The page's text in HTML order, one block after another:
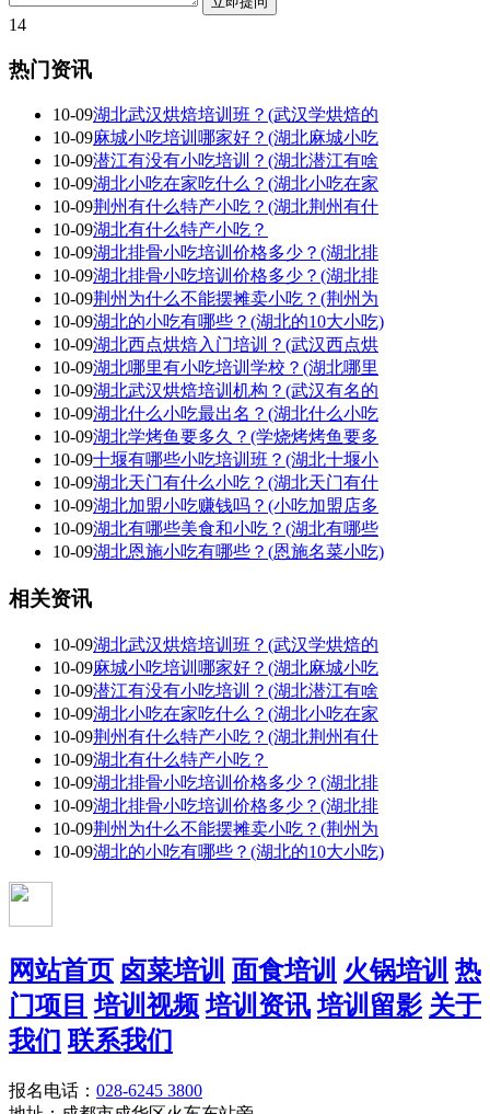
14
热门资讯
10-09湖北武汉烘焙培训班？(武汉学烘焙的
10-09麻城小吃培训哪家好？(湖北麻城小吃
10-09潜江有没有小吃培训？(湖北潜江有啥
10-09湖北小吃在家吃什么？(湖北小吃在家
10-09荆州有什么特产小吃？(湖北荆州有什
10-09湖北有什么特产小吃？
10-09湖北排骨小吃培训价格多少？(湖北排
10-09湖北排骨小吃培训价格多少？(湖北排
10-09荆州为什么不能摆摊卖小吃？(荆州为
10-09湖北的小吃有哪些？(湖北的10大小吃)
10-09湖北西点烘焙入门培训？(武汉西点烘
10-09湖北哪里有小吃培训学校？(湖北哪里
10-09湖北武汉烘焙培训机构？(武汉有名的
10-09湖北什么小吃最出名？(湖北什么小吃
10-09湖北学烤鱼要多久？(学烧烤烤鱼要多
10-09十堰有哪些小吃培训班？(湖北十堰小
10-09湖北天门有什么小吃？(湖北天门有什
10-09湖北加盟小吃赚钱吗？(小吃加盟店多
10-09湖北有哪些美食和小吃？(湖北有哪些
10-09湖北恩施小吃有哪些？(恩施名菜小吃)
相关资讯
10-09湖北武汉烘焙培训班？(武汉学烘焙的
10-09麻城小吃培训哪家好？(湖北麻城小吃
10-09潜江有没有小吃培训？(湖北潜江有啥
10-09湖北小吃在家吃什么？(湖北小吃在家
10-09荆州有什么特产小吃？(湖北荆州有什
10-09湖北有什么特产小吃？
10-09湖北排骨小吃培训价格多少？(湖北排
10-09湖北排骨小吃培训价格多少？(湖北排
10-09荆州为什么不能摆摊卖小吃？(荆州为
10-09湖北的小吃有哪些？(湖北的10大小吃)
网站首页 卤菜培训 面食培训 火锅培训 热
门项目 培训视频 培训资讯 培训留影 关于
我们 联系我们
报名电话： 028-6245 3800